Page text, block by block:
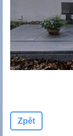
Zpět